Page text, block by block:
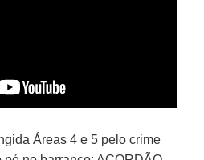
Áreas 4 e 5 pelo crime